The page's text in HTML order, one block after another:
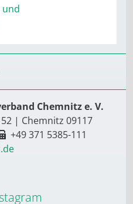
und
Chemnitz e. V.
| Chemnitz 09117
+49 371 5385-111